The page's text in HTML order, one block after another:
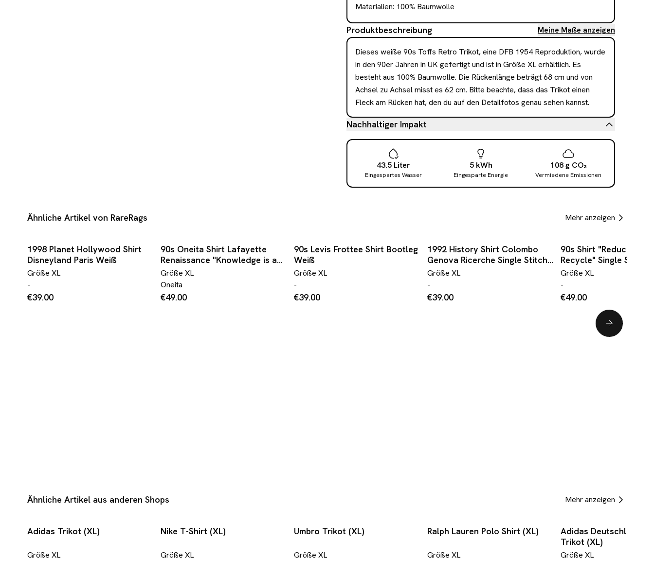
Materialien: 100% Baumwolle
Produktbeschreibung Meine Maße anzeigen
Dieses weiße 90s Toffs Retro Trikot, eine DFB 1954 Reproduktion, wurde
in den 90er Jahren in UK gefertigt und ist in Größe XL erhältlich. Es
besteht aus 100% Baumwolle. Die Rückenlänge beträgt 68 cm und von
Achsel zu Achsel misst es 62 cm. Bitte beachte, dass das Trikot einen
Fleck am Rücken hat, den du auf den Detailfotos genau sehen kannst.
Nachhaltiger Impakt
43.5 Liter
Eingespartes Wasser
5 kWh
Eingesparte Energie
108g CO₂
Vermiedene Emissionen
Ähnliche Artikel von RareRags Mehr anzeigen
1998 Planet Hollywood Shirt
Disneyland Paris Weiß
Größe XL
-
€39.00
90s Oneita Shirt Lafayette
Renaissance "Knowledge is a
flame..." Weiß
Größe XL
Oneita
€49.00
90s Levis Frottee Shirt Bootleg
Weiß
Größe XL
-
€39.00
1992 History Shirt Colombo
Genova Ricerche Single Stitch
Weiß
Größe XL
-
€39.00
90s Shirt "Reduce,
Recycle" Single Stitch
Größe XL
-
€49.00
Ähnliche Artikel aus anderen Shops Mehr anzeigen
Adidas Trikot (XL)
Größe XL
Nike T-Shirt (XL)
Größe XL
Umbro Trikot (XL)
Größe XL
Ralph Lauren Polo Shirt (XL)
Größe XL
Adidas Deutschland
Trikot (XL)
Größe XL